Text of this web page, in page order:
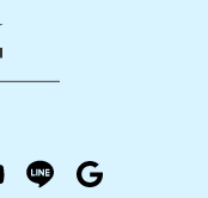
youtubeline